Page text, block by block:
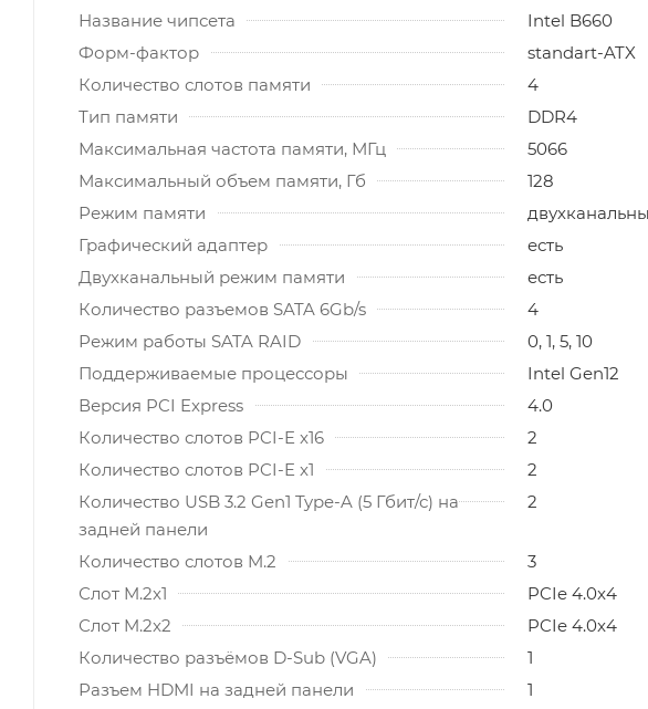
Название чипсета
Intel B660
Форм-фактор
standart-ATX
Количество слотов памяти
4
Тип памяти
DDR4
Максимальная частота памяти, МГц
5066
Максимальный объем памяти, Гб
128
Режим памяти
Графический адаптер
есть
Двухканальный режим памяти
есть
Количество разъемов SATA 6Gb/s
4
Режим работы SATA RAID
0, 1, 5, 10
Поддерживаемые процессоры
Intel Gen12
Версия PCI Express
4.0
Количество слотов PCI-E x16
2
Количество слотов PCI-E x1
2
Количество USB 3.2 Gen1 Type-A (5 Гбит/с) на
задней панели
2
Количество слотов M.2
3
Слот M.2x1
PCIe 4.0x4
Слот M.2x2
PCIe 4.0x4
Количество разъёмов D-Sub (VGA)
1
Разъем HDMI на задней панели
1